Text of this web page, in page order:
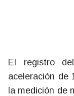
El registro
aceleración de
la medición de